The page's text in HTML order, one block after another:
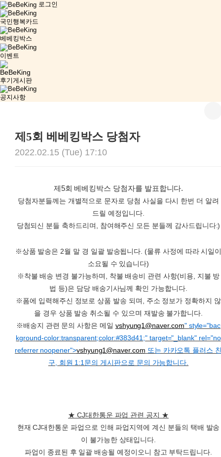
로그인
국민행복카드
베베킹박스
이벤트
후기게시판
공지사항
제5회 베베킹박스 당첨자
2022.02.15 (Tue) 17:10
제5회 베베킹박스 당첨자를 발표합니다.
당첨자분들께는 개별적으로 문자로 당첨 사실을 다시 한번 더 알려
드릴 예정입니다.
당첨되신 분들 축하드리며, 참여해주신 모든 분들께 감사드립니다:)
※상품 발송은 2월 말 경 일괄 발송됩니다. (물류 사정에 따라 시일
소요될 수 있습니다)
※착불 배송 변경 불가능하며, 착불 배송비 관련 사항(비용, 지불 방
법 등)은 담당 배송기사님께 확인 가능합니다.
※폼에 입력해주신 정보로 상품 발송 되며, 주소 정보가 정확하지 않
을 경우 상품 발송 취소될 수 있으며 재발송 불가합니다.
※배송지 관련 문의 사항은 메일 vshyung1@naver.com" style="bac
kground-color:transparent;color:#383d41;" target="_blank" rel="no
referrer noopener">vshyung1@naver.com 또는 카카오톡 플러스
구, 회원 1:1문의 게시판으로 문의 가능합니다.
★ CJ대한통운 파업 관련 공지 ★
현재 CJ대한통운 파업으로 인해 파업지역에 계신 분들의 택배 발송
이 불가능한 상태입니다.
파업이 종료된 후 일괄 배송될 예정이오니 참고 부탁드립니다.